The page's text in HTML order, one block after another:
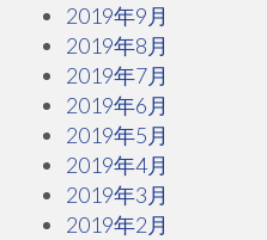
2019年9月
2019年8月
2019年7月
2019年6月
2019年5月
2019年4月
2019年3月
2019年2月